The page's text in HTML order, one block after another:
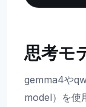
思考モ
gemma4や
model）を使